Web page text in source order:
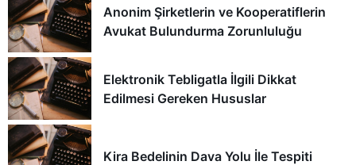
Anonim Şirketlerin ve Kooperatiflerin
Avukat Bulundurma Zorunluluğu
Elektronik Tebligatla İlgili Dikkat
Edilmesi Gereken Hususlar
Kira Bedelinin Dava Yolu İle Tespiti